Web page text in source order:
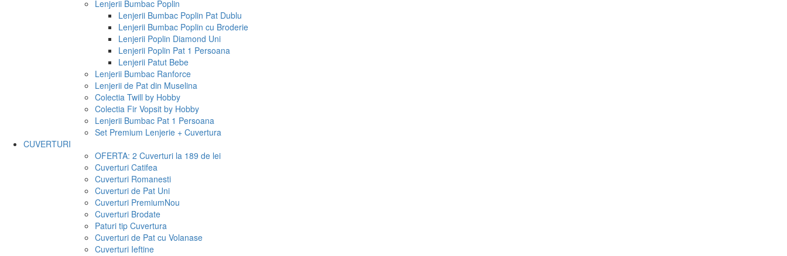
Lenjerii Bumbac Poplin
Lenjerii Bumbac Poplin Pat Dublu
Lenjerii Bumbac Poplin cu Broderie
Lenjerii Poplin Diamond Uni
Lenjerii Poplin Pat 1 Persoana
Lenjerii Patut Bebe
Lenjerii Bumbac Ranforce
Lenjerii de Pat din Muselina
Colectia Twill by Hobby
Colectia Fir Vopsit by Hobby
Lenjerii Bumbac Pat 1 Persoana
Set Premium Lenjerie + Cuvertura
CUVERTURI
OFERTA: 2 Cuverturi la 189 de lei
Cuverturi Catifea
Cuverturi Romanesti
Cuverturi de Pat Uni
Cuverturi PremiumNou
Cuverturi Brodate
Paturi tip Cuvertura
Cuverturi de Pat cu Volanase
Cuverturi Ieftine